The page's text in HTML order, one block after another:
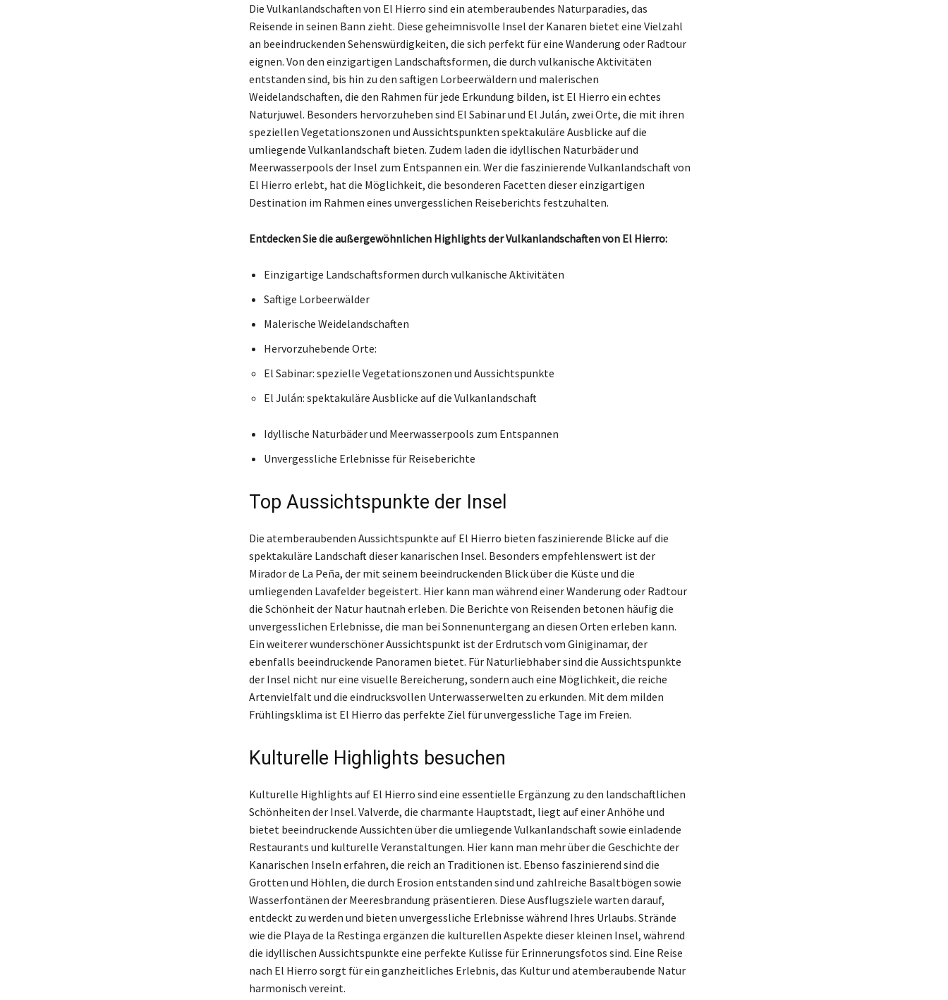
Die Vulkanlandschaften von El Hierro sind ein atemberaubendes Naturparadies, das
Reisende in seinen Bann zieht. Diese geheimnisvolle Insel der Kanaren bietet eine Vielzahl
an beeindruckenden Sehenswürdigkeiten, die sich perfekt für eine Wanderung oder Radtour
eignen. Von den einzigartigen Landschaftsformen, die durch vulkanische Aktivitäten
entstanden sind, bis hin zu den saftigen Lorbeerwäldern und malerischen
Weidelandschaften, die den Rahmen für jede Erkundung bilden, ist El Hierro ein echtes
Naturjuwel. Besonders hervorzuheben sind El Sabinar und El Julán, zwei Orte, die mit ihren
speziellen Vegetationszonen und Aussichtspunkten spektakuläre Ausblicke auf die
umliegende Vulkanlandschaft bieten. Zudem laden die idyllischen Naturbäder und
Meerwasserpools der Insel zum Entspannen ein. Wer die faszinierende Vulkanlandschaft von
El Hierro erlebt, hat die Möglichkeit, die besonderen Facetten dieser einzigartigen
Destination im Rahmen eines unvergesslichen Reiseberichts festzuhalten.
Entdecken Sie die außergewöhnlichen Highlights der Vulkanlandschaften von El Hierro:
Einzigartige Landschaftsformen durch vulkanische Aktivitäten
Saftige Lorbeerwälder
Malerische Weidelandschaften
Hervorzuhebende Orte:
El Sabinar: spezielle Vegetationszonen und Aussichtspunkte
El Julán: spektakuläre Ausblicke auf die Vulkanlandschaft
Idyllische Naturbäder und Meerwasserpools zum Entspannen
Unvergessliche Erlebnisse für Reiseberichte
Top Aussichtspunkte der Insel
Die atemberaubenden Aussichtspunkte auf El Hierro bieten faszinierende Blicke auf die
spektakuläre Landschaft dieser kanarischen Insel. Besonders empfehlenswert ist der
Mirador de La Peña, der mit seinem beeindruckenden Blick über die Küste und die
umliegenden Lavafelder begeistert. Hier kann man während einer Wanderung oder Radtour
die Schönheit der Natur hautnah erleben. Die Berichte von Reisenden betonen häufig die
unvergesslichen Erlebnisse, die man bei Sonnenuntergang an diesen Orten erleben kann.
Ein weiterer wunderschöner Aussichtspunkt ist der Erdrutsch vom Giniginamar, der
ebenfalls beeindruckende Panoramen bietet. Für Naturliebhaber sind die Aussichtspunkte
der Insel nicht nur eine visuelle Bereicherung, sondern auch eine Möglichkeit, die reiche
Artenvielfalt und die eindrucksvollen Unterwasserwelten zu erkunden. Mit dem milden
Frühlingsklima ist El Hierro das perfekte Ziel für unvergessliche Tage im Freien.
Kulturelle Highlights besuchen
Kulturelle Highlights auf El Hierro sind eine essentielle Ergänzung zu den landschaftlichen
Schönheiten der Insel. Valverde, die charmante Hauptstadt, liegt auf einer Anhöhe und
bietet beeindruckende Aussichten über die umliegende Vulkanlandschaft sowie einladende
Restaurants und kulturelle Veranstaltungen. Hier kann man mehr über die Geschichte der
Kanarischen Inseln erfahren, die reich an Traditionen ist. Ebenso faszinierend sind die
Grotten und Höhlen, die durch Erosion entstanden sind und zahlreiche Basaltbögen sowie
Wasserfontänen der Meeresbrandung präsentieren. Diese Ausflugsziele warten darauf,
entdeckt zu werden und bieten unvergessliche Erlebnisse während Ihres Urlaubs. Strände
wie die Playa de la Restinga ergänzen die kulturellen Aspekte dieser kleinen Insel, während
die idyllischen Aussichtspunkte eine perfekte Kulisse für Erinnerungsfotos sind. Eine Reise
nach El Hierro sorgt für ein ganzheitliches Erlebnis, das Kultur und atemberaubende Natur
harmonisch vereint.